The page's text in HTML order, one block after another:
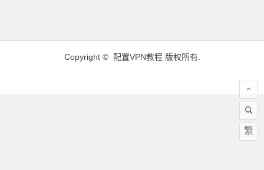
Copyright © 配置VPN教程版权所有.
繁